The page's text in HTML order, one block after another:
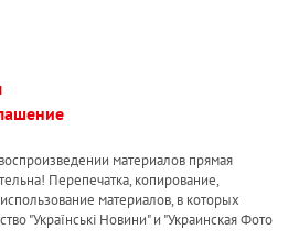
материалов прямая
Перепечатка, копирование,
материалов, в которых
"Українськi Новини" и "Украинская Фото